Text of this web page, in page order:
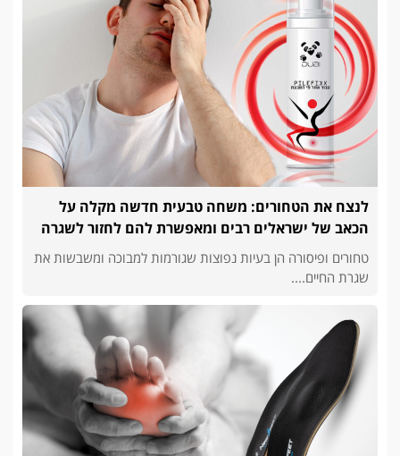
לנצח את הטחורים: משחה טבעית חדשה מקלה על
הכאב של ישראלים רבים ומאפשרת להם לחזור לשגרה
טחורים ופיסורה הן בעיות נפוצות שגורמות למבוכה ומשבשות את
שגרת החיים....